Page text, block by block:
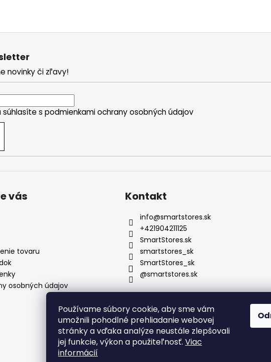
Používame súbory cookie, aby sme vám
umožnili pohodlné prehliadanie webovej
stránky a vďaka analýze neustále zlepšovali
jej funkcie, výkon a použiteľnosť. Viac
informácií
novinky či zľavy!
súhlasíte s podmienkami ochrany osobných údajov
vás
tovaru
osobných údajov
Kontakt
info@smartstores.sk
+421904211125
SmartStores.sk
smartstores_sk
SmartStores_sk
@smartstores.sk